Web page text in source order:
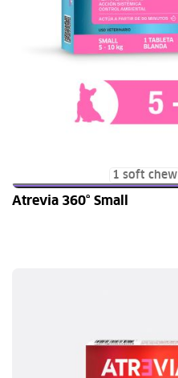
1 soft chew
Atrevia 360° Small